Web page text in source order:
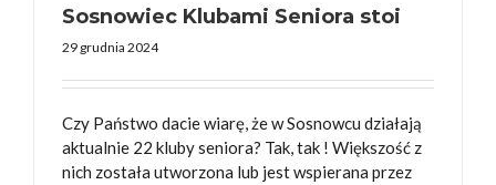
Sosnowiec Klubami Seniora stoi
29 grudnia 2024
Czy Państwo dacie wiarę, że w Sosnowcu działają
aktualnie 22 kluby seniora? Tak, tak ! Większość z
nich została utworzona lub jest wspierana przez